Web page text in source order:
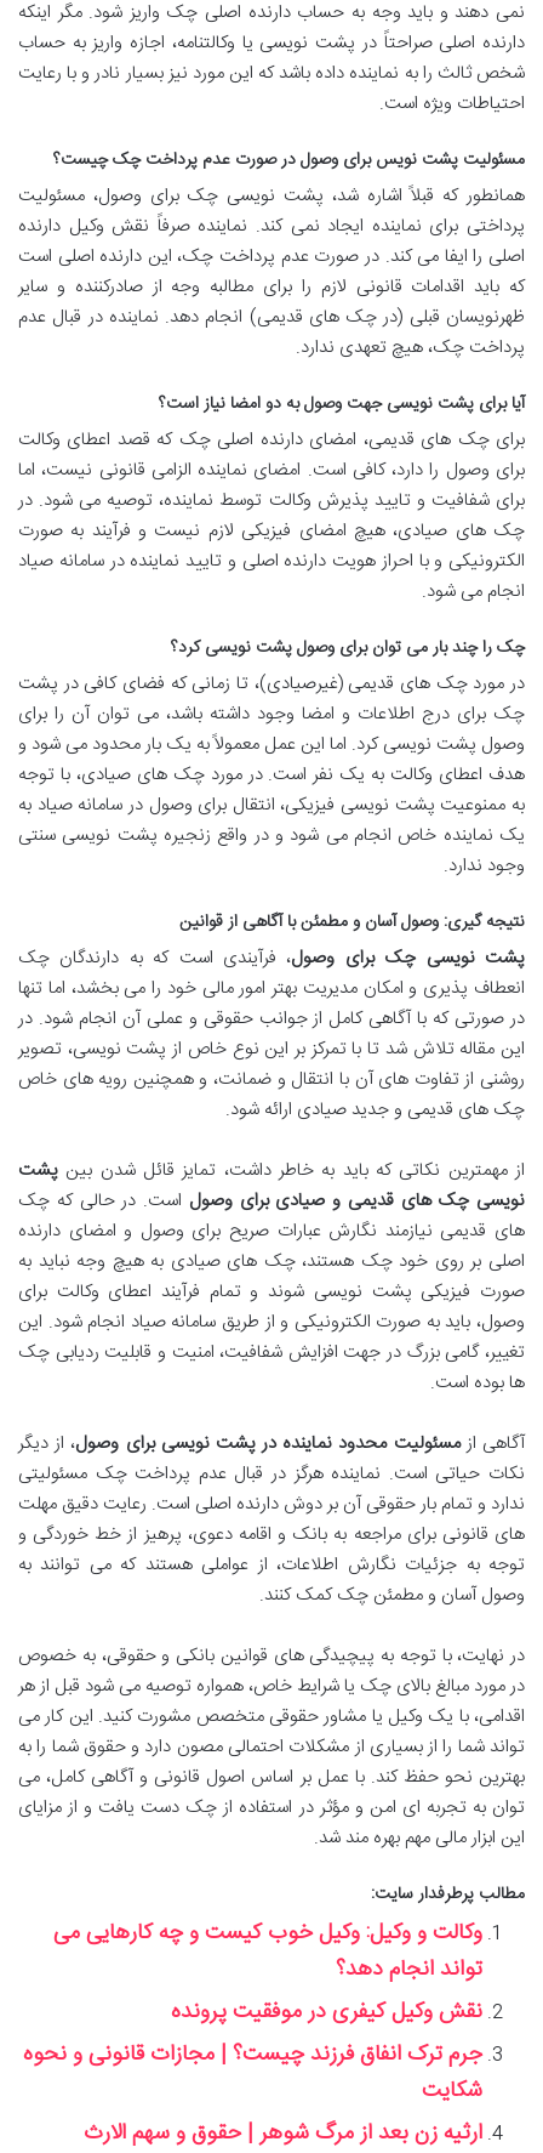
نمی دهند و باید وجه به حساب دارنده اصلی چک واریز شود. مگر اینکه
دارنده اصلی صراحتاً در پشت نویسی یا وکالتنامه، اجازه واریز به حساب
شخص ثالث را به نماینده داده باشد که این مورد نیز بسیار نادر و با رعایت
احتیاطات ویژه است.
مسئولیت پشت نویس برای وصول در صورت عدم پرداخت چک چیست؟
همانطور که قبلاً اشاره شد، پشت نویسی چک برای وصول، مسئولیت
پرداختی برای نماینده ایجاد نمی کند. نماینده صرفاً نقش وکیل دارنده
اصلی را ایفا می کند. در صورت عدم پرداخت چک، این دارنده اصلی است
که باید اقدامات قانونی لازم را برای مطالبه وجه از صادرکننده و سایر
ظهرنویسان قبلی (در چک های قدیمی) انجام دهد. نماینده در قبال عدم
پرداخت چک، هیچ تعهدی ندارد.
آیا برای پشت نویسی جهت وصول به دو امضا نیاز است؟
برای چک های قدیمی، امضای دارنده اصلی چک که قصد اعطای وکالت
برای وصول را دارد، کافی است. امضای نماینده الزامی قانونی نیست، اما
برای شفافیت و تایید پذیرش وکالت توسط نماینده، توصیه می شود. در
چک های صیادی، هیچ امضای فیزیکی لازم نیست و فرآیند به صورت
الکترونیکی و با احراز هویت دارنده اصلی و تایید نماینده در سامانه صیاد
انجام می شود.
چک را چند بار می توان برای وصول پشت نویسی کرد؟
در مورد چک های قدیمی (غیرصیادی)، تا زمانی که فضای کافی در پشت
چک برای درج اطلاعات و امضا وجود داشته باشد، می توان آن را برای
وصول پشت نویسی کرد. اما این عمل معمولاً به یک بار محدود می شود و
هدف اعطای وکالت به یک نفر است. در مورد چک های صیادی، با توجه
به ممنوعیت پشت نویسی فیزیکی، انتقال برای وصول در سامانه صیاد به
یک نماینده خاص انجام می شود و در واقع زنجیره پشت نویسی سنتی
وجود ندارد.
نتیجه گیری: وصول آسان و مطمئن با آگاهی از قوانین
پشت نویسی چک برای وصول، فرآیندی است که به دارندگان چک
انعطاف پذیری و امکان مدیریت بهتر امور مالی خود را می بخشد، اما تنها
در صورتی که با آگاهی کامل از جوانب حقوقی و عملی آن انجام شود. در
این مقاله تلاش شد تا با تمرکز بر این نوع خاص از پشت نویسی، تصویر
روشنی از تفاوت های آن با انتقال و ضمانت، و همچنین رویه های خاص
چک های قدیمی و جدید صیادی ارائه شود.
از مهمترین نکاتی که باید به خاطر داشت، تمایز قائل شدن بین پشت
نویسی چک های قدیمی و صیادی برای وصول است. در حالی که چک
های قدیمی نیازمند نگارش عبارات صریح برای وصول و امضای دارنده
اصلی بر روی خود چک هستند، چک های صیادی به هیچ وجه نباید به
صورت فیزیکی پشت نویسی شوند و تمام فرآیند اعطای وکالت برای
وصول، باید به صورت الکترونیکی و از طریق سامانه صیاد انجام شود. این
تغییر، گامی بزرگ در جهت افزایش شفافیت، امنیت و قابلیت ردیابی چک
ها بوده است.
آگاهی ازمسئولیت محدود نماینده در پشت نویسی برای وصول، از دیگر
نکات حیاتی است. نماینده هرگز در قبال عدم پرداخت چک مسئولیتی
ندارد و تمام بار حقوقی آن بر دوش دارنده اصلی است. رعایت دقیق مهلت
های قانونی برای مراجعه به بانک و اقامه دعوی، پرهیز از خط خوردگی و
توجه به جزئیات نگارش اطلاعات، از عواملی هستند که می توانند به
وصول آسان و مطمئن چک کمک کنند.
در نهایت، با توجه به پیچیدگی های قوانین بانکی و حقوقی، به خصوص
در مورد مبالغ بالای چک یا شرایط خاص، همواره توصیه می شود قبل از هر
اقدامی، با یک وکیل یا مشاور حقوقی متخصص مشورت کنید. این کار می
تواند شما را از بسیاری از مشکلات احتمالی مصون دارد و حقوق شما را به
بهترین نحو حفظ کند. با عمل بر اساس اصول قانونی و آگاهی کامل، می
توان به تجربه ای امن و مؤثر در استفاده از چک دست یافت و از مزایای
این ابزار مالی مهم بهره مند شد.
مطالب پرطرفدار سایت:
وکالت و وکیل: وکیل خوب کیست و چه کارهایی می‌
تواند انجام دهد؟
نقش وکیل کیفری در موفقیت پرونده
جرم ترک انفاق فرزند چیست؟ | مجازات قانونی و نحوه
شکایت
ارثیه زن بعد از مرگ شوهر | حقوق و سهم الارث